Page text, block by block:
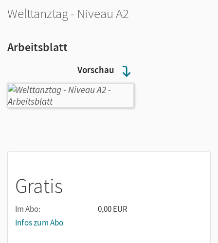
Vorschau
Welttanztag - Niveau A2
Arbeitsblatt
Gratis
Im Abo:
0,00 EUR
Infos zum Abo